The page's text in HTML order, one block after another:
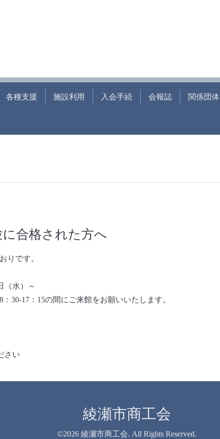
各種支援 施設利用 入会手続 会報誌 関係団体
に合格された方へ
りです。
（水）～
17：15の間にご来館をお願いいたします。
さい
綾瀬市商工会
©2026 綾瀬市商工会. All Rights Reserved.